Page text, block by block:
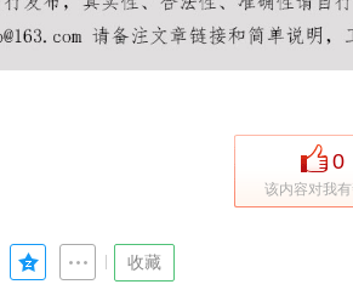
0
该内容对我
收藏